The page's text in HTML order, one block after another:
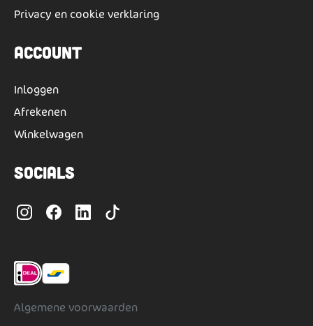
Privacy en cookie verklaring
Account
Inloggen
Afrekenen
Winkelwagen
Socials
Algemene voorwaarden